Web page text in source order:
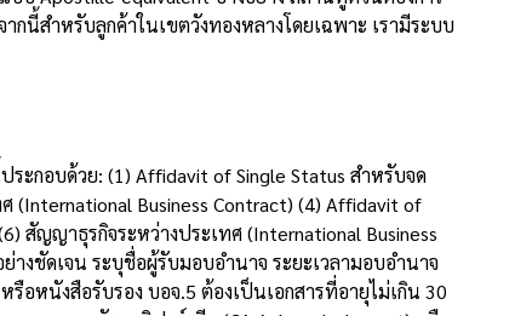
นี้สำหรับลูกค้าในเขตวังทองหลางโดยเฉพาะ เรามีระบบ
ะกอบด้วย: (1) Affidavit of Single Status สำหรับจด
Business Contract) (4) Affidavit of
สัญญาธุรกิจระหว่างประเทศ (International Business
งชัดเจน ระบุชื่อผู้รับมอบอำนาจ ระยะเวลามอบอำนาจ
อหนังสือรับรอง บอจ.5 ต้องเป็นเอกสารที่อายุไม่เกิน 30